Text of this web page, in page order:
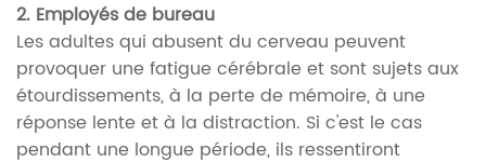
2. Employés de bureau
Les adultes qui abusent du cerveau peuvent
provoquer une fatigue cérébrale et sont sujets aux
étourdissements, à la perte de mémoire, à une
réponse lente et à la distraction. Si c'est le cas
pendant une longue période, ils ressentiront